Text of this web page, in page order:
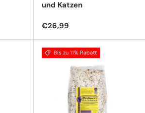
und Katzen
Normaler Preis
€26,99
Bis zu 11% Rabatt